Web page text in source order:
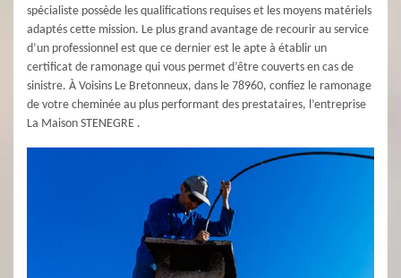
spécialiste possède les qualifications requises et les moyens matériels
adaptés cette mission. Le plus grand avantage de recourir au service
d’un professionnel est que ce dernier est le apte à établir un
certificat de ramonage qui vous permet d’être couverts en cas de
sinistre. À Voisins Le Bretonneux, dans le 78960, confiez le ramonage
de votre cheminée au plus performant des prestataires, l’entreprise
La Maison STENEGRE .